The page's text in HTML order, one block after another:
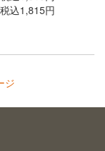
税込1,815円
ジ